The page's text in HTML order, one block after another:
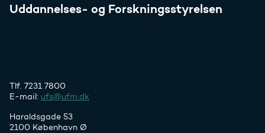
Uddannelses- og Forskningsstyrelsen
Tlf. 7231 7800
E-mail: ufs@ufm.dk
Haraldsgade 53
2100 København Ø